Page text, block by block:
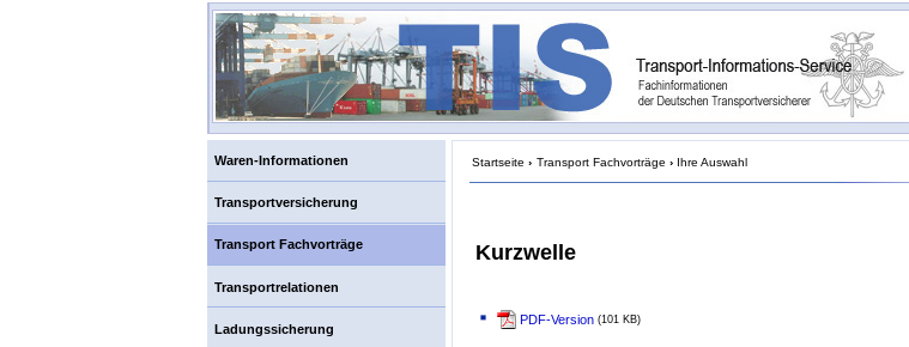
Waren-Informationen
Transportversicherung
Transport Fachvorträge
Transportrelationen
Ladungssicherung
Startseite › Transport Fachvorträge › Ihre Auswahl
Kurzwelle
PDF-Version (101 KB)